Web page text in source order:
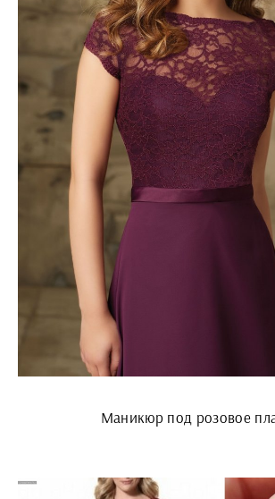
Маникюр под розовое